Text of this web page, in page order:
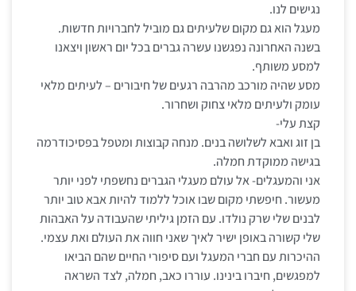
נגישים לנו.
מעגל הוא גם מקום שלעיתים גם מוביל לחברויות חדשות.
בשנה האחרונה נפגשנו עשרה גברים בכל יום ראשון ויצאנו
למסע משותף.
מסע שהיה מורכב מהרבה רגעים של חיבורים – לעיתים מלאי
עומק ולעיתים מלאי צחוק ושחרור.
קצת עלי-
בן זוג ואבא לשלושה בנים. מנחה קבוצות ומטפל בפסיכודרמה
בגישה ממוקדת חמלה.
אני והמעגלים- אל עולם מעגלי הגברים נחשפתי לפני יותר
מעשור. חיפשתי מקום שבו אוכל ללמוד להיות אבא טוב יותר
לבנים שלי שרק נולדו. עם הזמן גיליתי שהעבודה על האבהות
שלי קשורה באופן ישיר לאיך שאני חווה את העולם ואת עצמי.
ההיכרות עם חברי המעגל ועם סיפורי החיים שהם הביאו
למפגשים, חיברו בינינו. עוררו כאב, חמלה, לצד השראה